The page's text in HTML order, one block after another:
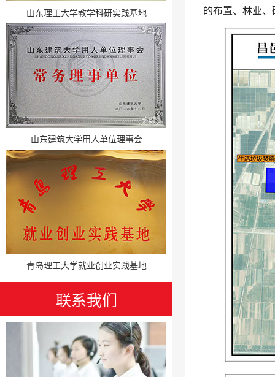
山东理工大学教学科研实践基地
山东建筑大学用人单位理事会
青岛理工大学就业创业实践基地
联系我们
的布置、林业